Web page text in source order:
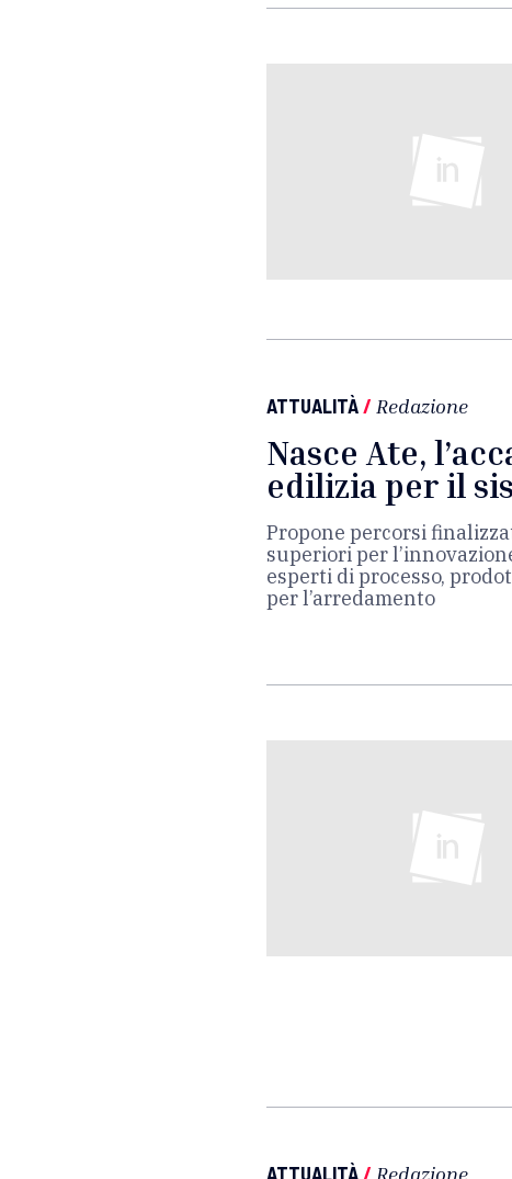
ATTUALITÀ/ Redazione
Nasce Ate,
edilizia per il
Propone percorsi
superiori per
esperti di processo,
per l’arredamento
ATTUALITÀ/ Redazione